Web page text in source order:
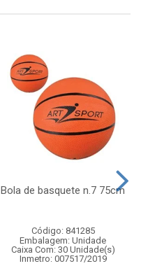
Bola de basquete n.7 75cm
Código: 841285
Embalagem: Unidade
Caixa Com: 30 Unidade(s)
Inmetro: 007517/2019